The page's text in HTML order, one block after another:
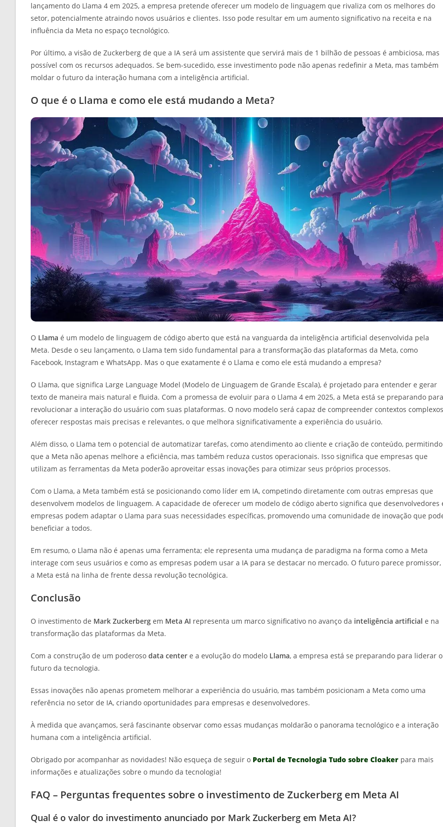
lançamento do Llama 4 em 2025, a empresa pretende oferecer um modelo de linguagem que rivaliza com os melhores do
setor, potencialmente atraindo novos usuários e clientes. Isso pode resultar em um aumento significativo na receita e na
influência da Meta no espaço tecnológico.
Por último, a visão de Zuckerberg de que a IA será um assistente que servirá mais de 1 bilhão de pessoas é ambiciosa, mas
possível com os recursos adequados. Se bem-sucedido, esse investimento pode não apenas redefinir a Meta, mas também
moldar o futuro da interação humana com a inteligência artificial.
O que é o Llama e como ele está mudando a Meta?
O Llama é um modelo de linguagem de código aberto que está na vanguarda da inteligência artificial desenvolvida pela
Meta. Desde o seu lançamento, o Llama tem sido fundamental para a transformação das plataformas da Meta, como
Facebook, Instagram e WhatsApp. Mas o que exatamente é o Llama e como ele está mudando a empresa?
O Llama, que significa Large Language Model (Modelo de Linguagem de Grande Escala), é projetado para entender e gerar
texto de maneira mais natural e fluida. Com a promessa de evoluir para o Llama 4 em 2025, a Meta está se preparando para
revolucionar a interação do usuário com suas plataformas. O novo modelo será capaz de compreender contextos
oferecer respostas mais precisas e relevantes, o que melhora significativamente a experiência do usuário.
Além disso, o Llama tem o potencial de automatizar tarefas, como atendimento ao cliente e criação de conteúdo, permitindo
que a Meta não apenas melhore a eficiência, mas também reduza custos operacionais. Isso significa que empresas que
utilizam as ferramentas da Meta poderão aproveitar essas inovações para otimizar seus próprios processos.
Com o Llama, a Meta também está se posicionando como líder em IA, competindo diretamente com outras empresas que
desenvolvem modelos de linguagem. A capacidade de oferecer um modelo de código aberto significa que desenvolvedores
empresas podem adaptar o Llama para suas necessidades específicas, promovendo uma comunidade de inovação que
beneficiar a todos.
Em resumo, o Llama não é apenas uma ferramenta; ele representa uma mudança de paradigma na forma como a Meta
interage com seus usuários e como as empresas podem usar a IA para se destacar no mercado. O futuro parece promissor,
a Meta está na linha de frente dessa revolução tecnológica.
Conclusão
O investimento de Mark Zuckerberg em Meta AI representa um marco significativo no avanço da inteligência artificial e na
transformação das plataformas da Meta.
Com a construção de um poderoso data center e a evolução do modelo Llama, a empresa está se preparando para liderar o
futuro da tecnologia.
Essas inovações não apenas prometem melhorar a experiência do usuário, mas também posicionam a Meta como uma
referência no setor de IA, criando oportunidades para empresas e desenvolvedores.
À medida que avançamos, será fascinante observar como essas mudanças moldarão o panorama tecnológico e a interação
humana com a inteligência artificial.
Obrigado por acompanhar as novidades! Não esqueça de seguir o Portal de Tecnologia Tudo sobre Cloaker para mais
informações e atualizações sobre o mundo da tecnologia!
FAQ – Perguntas frequentes sobre o investimento de Zuckerberg em Meta AI
Qual é o valor do investimento anunciado por Mark Zuckerberg em Meta AI?